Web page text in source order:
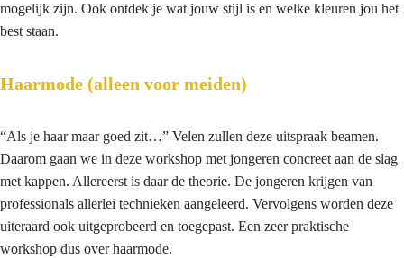
mogelijk zijn. Ook ontdek je wat jouw stijl is en welke kleuren jou het
best staan.
Haarmode (alleen voor meiden)
“Als je haar maar goed zit…” Velen zullen deze uitspraak beamen.
Daarom gaan we in deze workshop met jongeren concreet aan de slag
met kappen. Allereerst is daar de theorie. De jongeren krijgen van
professionals allerlei technieken aangeleerd. Vervolgens worden deze
uiteraard ook uitgeprobeerd en toegepast. Een zeer praktische
workshop dus over haarmode.